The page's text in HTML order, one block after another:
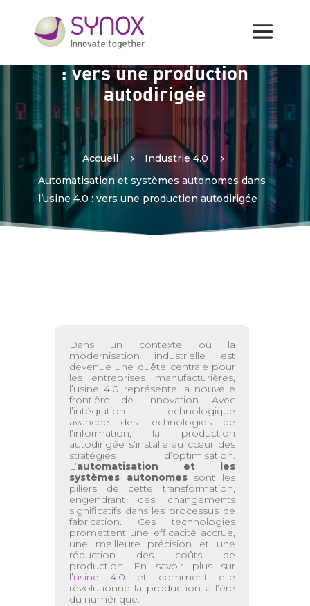
Automatisation et systèmes
autonomes dans l’usine 4.0
: vers une production
autodirigée
Accueil 5 Industrie 4.0
5
Automatisation et systèmes autonomes dans
l’usine 4.0 : vers une production autodirigée
Dans un contexte où la
modernisation industrielle est
devenue une quête centrale pour
les entreprises manufacturières,
l’usine 4.0 représente la nouvelle
frontière de l’innovation. Avec
l’intégration technologique
avancée des technologies de
l’information, la production
autodirigée s’installe au cœur des
stratégies d’optimisation.
L’automatisation et les
systèmes autonomessont les
piliers de cette transformation,
engendrant des changements
significatifs dans les processus de
fabrication. Ces technologies
promettent une efficacité accrue,
une meilleure précision et une
réduction des coûts de
production. En savoir plus sur
l’usine 4.0 et comment elle
révolutionne la production à l’ère
du numérique.